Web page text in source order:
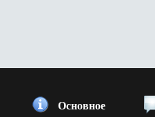
Основное